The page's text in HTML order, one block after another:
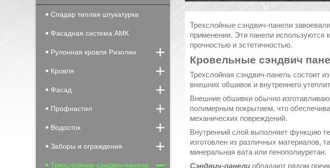
Трехслойные сэндвич-панели
применения. Эти панели используются
прочностью и эстетичностью.
Кровельные сэндвич
Трехслойная сэндвич-панель состоит
внешних обшивок и внутреннего
Внешние обшивки обычно
полимерным покрытием, что
механических повреждений.
Внутренний слой выполняет функцию
изготовлен из различных материалов,
минеральная вата или пенополиуретан.
Сэндвич-панели обладают рядом
Спадар теплая штукатурка
Фасадная система АМК
Рулонная кровля Ризолин
Кровля
Фасад
Профнастил
Водосток
Заборы и ограждения
Трехслойные сэндвич-панели